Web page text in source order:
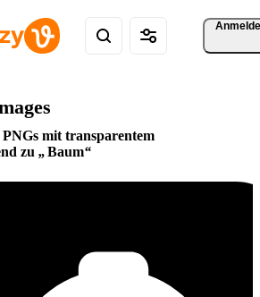
PNGs mit transparentem
zu
Baum